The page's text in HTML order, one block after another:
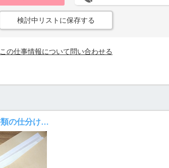
検討中リストに保存する
この仕事情報について問い合わせる
官公庁関連の書類の仕分け・電話受付